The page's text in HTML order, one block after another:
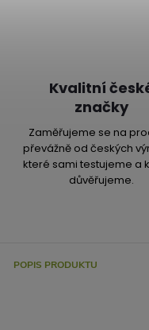
Kvalitní
značky
Zaměřujeme se na
převážně od českých
které sami testujeme a
důvěřujeme.
POPIS PRODUKTU